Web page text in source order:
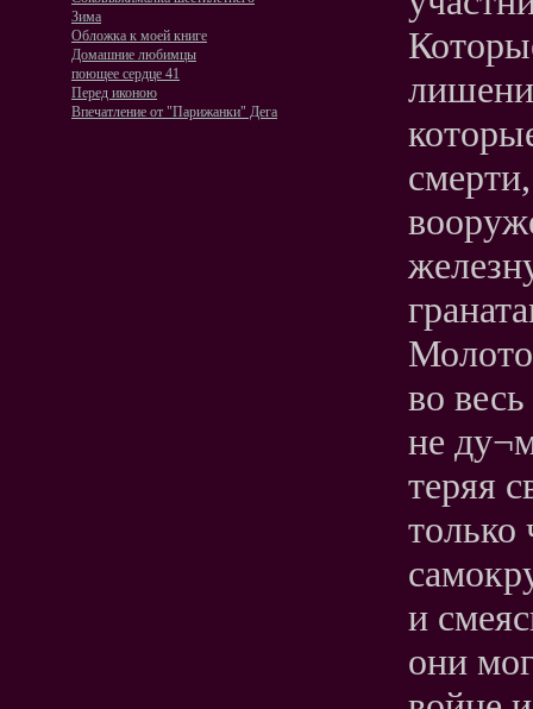
Зима
Обложка к моей книге
Домашние любимцы
поющее сердце 41
Перед иконою
Впечатление от "Парижанки" Дега
во
не
теряя
только
и
они